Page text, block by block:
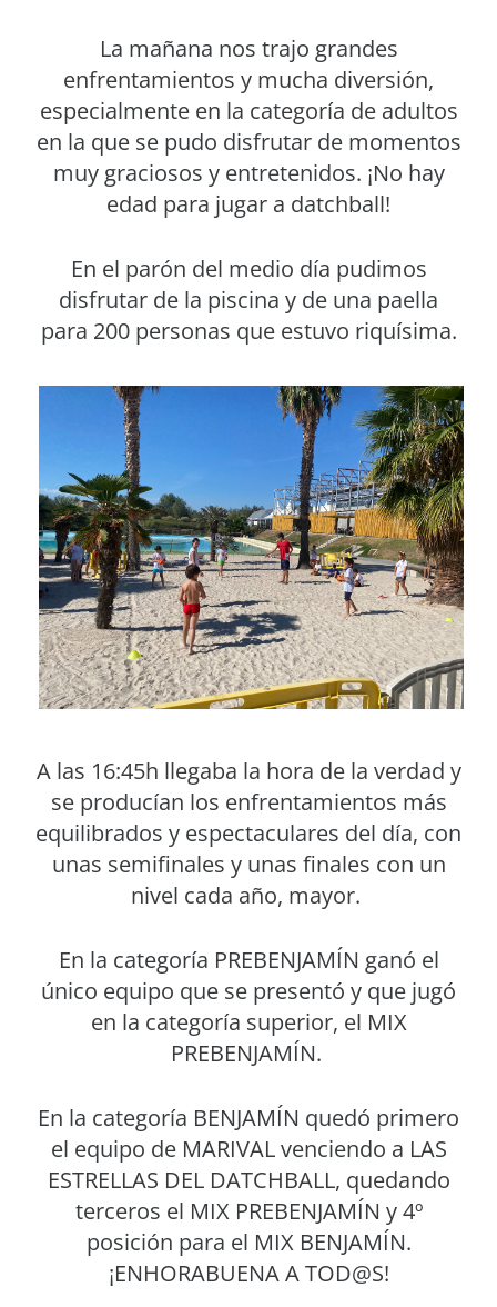
La mañana nos trajo grandes
enfrentamientos y mucha diversión,
especialmente en la categoría de adultos
en la que se pudo disfrutar de momentos
muy graciosos y entretenidos. ¡No hay
edad para jugar a datchball!
En el parón del medio día pudimos
disfrutar de la piscina y de una paella
para 200 personas que estuvo riquísima.
A las 16:45h llegaba la hora de la verdad y
se producían los enfrentamientos más
equilibrados y espectaculares del día, con
unas semifinales y unas finales con un
nivel cada año, mayor.
En la categoría PREBENJAMÍN ganó el
único equipo que se presentó y que jugó
en la categoría superior, el MIX
PREBENJAMÍN.
En la categoría BENJAMÍN quedó primero
el equipo de MARIVAL venciendo a LAS
ESTRELLAS DEL DATCHBALL, quedando
terceros el MIX PREBENJAMÍN y 4º
posición para el MIX BENJAMÍN.
¡ENHORABUENA A TOD@S!